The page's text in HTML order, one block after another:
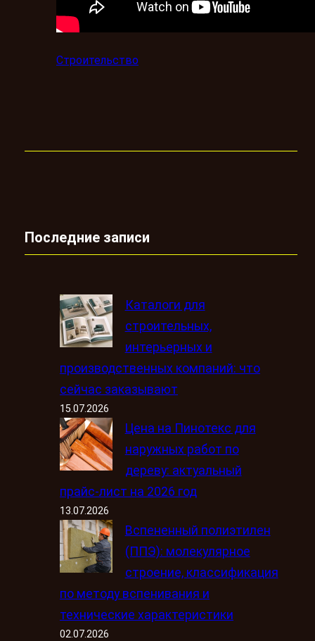
Строительство
Последние записи
Каталоги для
строительных,
интерьерных и
производственных компаний: что
сейчас заказывают
15.07.2026
Цена на Пинотекс для
наружных работ по
дереву: актуальный
прайс-лист на 2026 год
13.07.2026
Вспененный полиэтилен
(ППЭ): молекулярное
строение, классификация
по методу вспенивания и
технические характеристики
02.07.2026